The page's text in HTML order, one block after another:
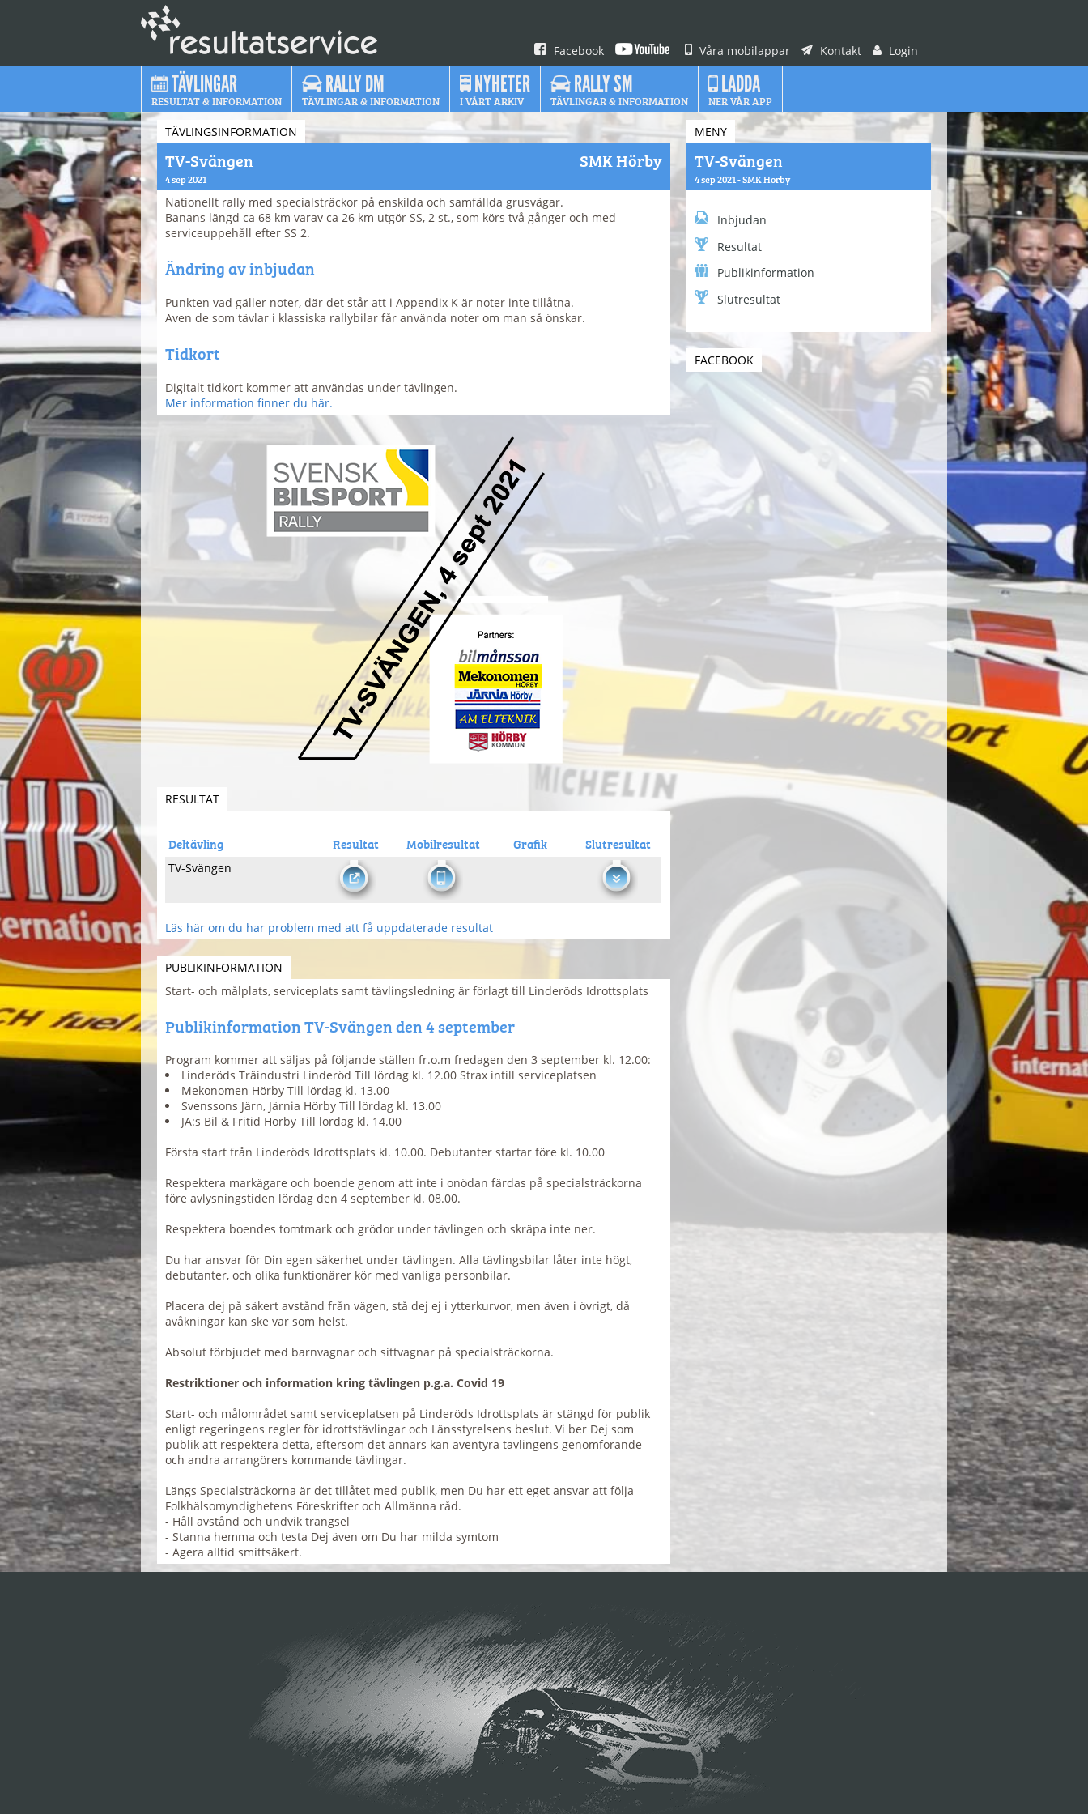
Facebook Våra mobilappar Kontakt Login
TÄVLINGAR
RESULTAT & INFORMATION
RALLY DM
TÄVLINGAR & INFORMATION
NYHETER
I VÅRT ARKIV
RALLY SM
TÄVLINGAR & INFORMATION
LADDA
NER VÅR APP
TÄVLINGSINFORMATION
TV-Svängen SMK Hörby
4 sep 2021
Nationellt rally med specialsträckor på enskilda och samfällda grusvägar.
Banans längd ca 68 km varav ca 26 km utgör SS, 2 st., som körs två gånger och med
serviceuppehåll efter SS 2.
Ändring av inbjudan
Punkten vad gäller noter, där det står att i Appendix K är noter inte tillåtna.
Även de som tävlar i klassiska rallybilar får använda noter om man så önskar.
Tidkort
Digitalt tidkort kommer att användas under tävlingen.
Mer information finner du här.
RESULTAT
Deltävling Resultat Mobilresultat Grafik Slutresultat
TV-Svängen
Läs här om du har problem med att få uppdaterade resultat
PUBLIKINFORMATION
Start- och målplats, serviceplats samt tävlingsledning är förlagt till Linderöds Idrottsplats
Publikinformation TV-Svängen den 4 september
Program kommer att säljas på följande ställen fr.o.m fredagen den 3 september kl. 12.00:
Linderöds Träindustri Linderöd Till lördag kl. 12.00 Strax intill serviceplatsen
Mekonomen Hörby Till lördag kl. 13.00
Svenssons Järn, Järnia Hörby Till lördag kl. 13.00
JA:s Bil & Fritid Hörby Till lördag kl. 14.00
Första start från Linderöds Idrottsplats kl. 10.00. Debutanter startar före kl. 10.00
Respektera markägare och boende genom att inte i onödan färdas på specialsträckorna
före avlysningstiden lördag den 4 september kl. 08.00.
Respektera boendes tomtmark och grödor under tävlingen och skräpa inte ner.
Du har ansvar för Din egen säkerhet under tävlingen. Alla tävlingsbilar låter inte högt,
debutanter, och olika funktionärer kör med vanliga personbilar.
Placera dej på säkert avstånd från vägen, stå dej ej i ytterkurvor, men även i övrigt, då
avåkningar kan ske var som helst.
Absolut förbjudet med barnvagnar och sittvagnar på specialsträckorna.
Restriktioner och information kring tävlingen p.g.a. Covid 19
Start- och målområdet samt serviceplatsen på Linderöds Idrottsplats är stängd för publik
enligt regeringens regler för idrottstävlingar och Länsstyrelsens beslut. Vi ber Dej som
publik att respektera detta, eftersom det annars kan äventyra tävlingens genomförande
och andra arrangörers kommande tävlingar.
Längs Specialsträckorna är det tillåtet med publik, men Du har ett eget ansvar att följa
Folkhälsomyndighetens Föreskrifter och Allmänna råd.
- Håll avstånd och undvik trängsel
- Stanna hemma och testa Dej även om Du har milda symtom
- Agera alltid smittsäkert.
MENY
TV-Svängen
4 sep 2021 - SMK Hörby
Inbjudan
Resultat
Publikinformation
Slutresultat
FACEBOOK